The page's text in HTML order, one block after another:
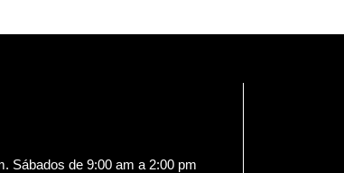
Sábados de 9:00 am a 2:00 pm